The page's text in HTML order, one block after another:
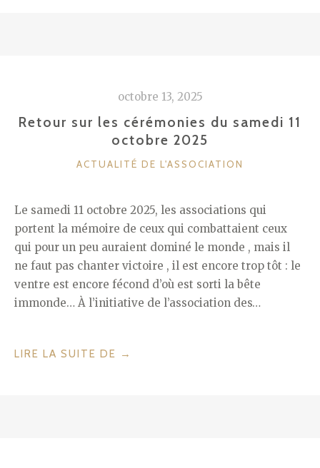
19
OCTOBRE
2025 »
octobre 13, 2025
Retour sur les cérémonies du samedi 11
octobre 2025
CATÉGORIES
ACTUALITÉ DE L'ASSOCIATION
Le samedi 11 octobre 2025, les associations qui
portent la mémoire de ceux qui combattaient ceux
qui pour un peu auraient dominé le monde , mais il
ne faut pas chanter victoire , il est encore trop tôt : le
ventre est encore fécond d’où est sorti la bête
immonde… À l’initiative de l’association des…
LIRE LA SUITE DE
« RETOUR
→